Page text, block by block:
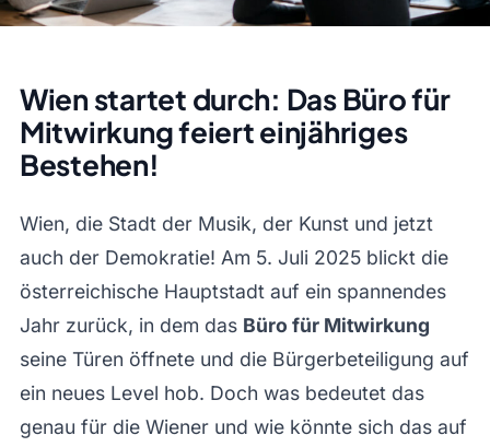
Wien startet durch: Das Büro für
Mitwirkung feiert einjähriges
Bestehen!
Wien, die Stadt der Musik, der Kunst und jetzt
auch der Demokratie! Am 5. Juli 2025 blickt die
österreichische Hauptstadt auf ein spannendes
Jahr zurück, in dem das Büro für Mitwirkung
seine Türen öffnete und die Bürgerbeteiligung auf
ein neues Level hob. Doch was bedeutet das
genau für die Wiener und wie könnte sich das auf